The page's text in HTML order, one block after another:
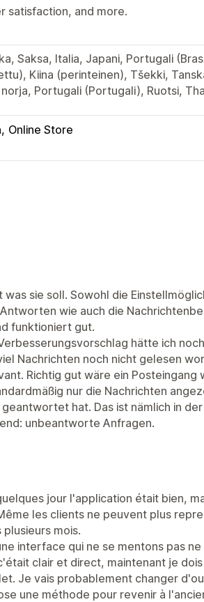
satisfaction, and more.
Saksa, Italia, Japani, Portugali
Kiina (perinteinen), Tšekki,
Portugali (Portugali), Ruotsi,
Online Store
vastaukset
kysyttyä Tervehdykset
Tilauspäivitykset
ikkuna Aukioloajat
Keskustelujen kohdistaminen
was sie soll. Sowohl die
wie auch die
funktioniert gut.
hätte ich
Nachrichten noch nicht gelesen
Richtig gut wäre ein Posteingang
nur die Nachrichten
hat. Das ist nämlich in
unbeantworte Anfragen.
jour l'application était bien,
les clients ne peuvent plus
mois.
interface qui ne se mentons pas
clair et direct, maintenant je
Je vais probablement changer
une méthode pour revenir à